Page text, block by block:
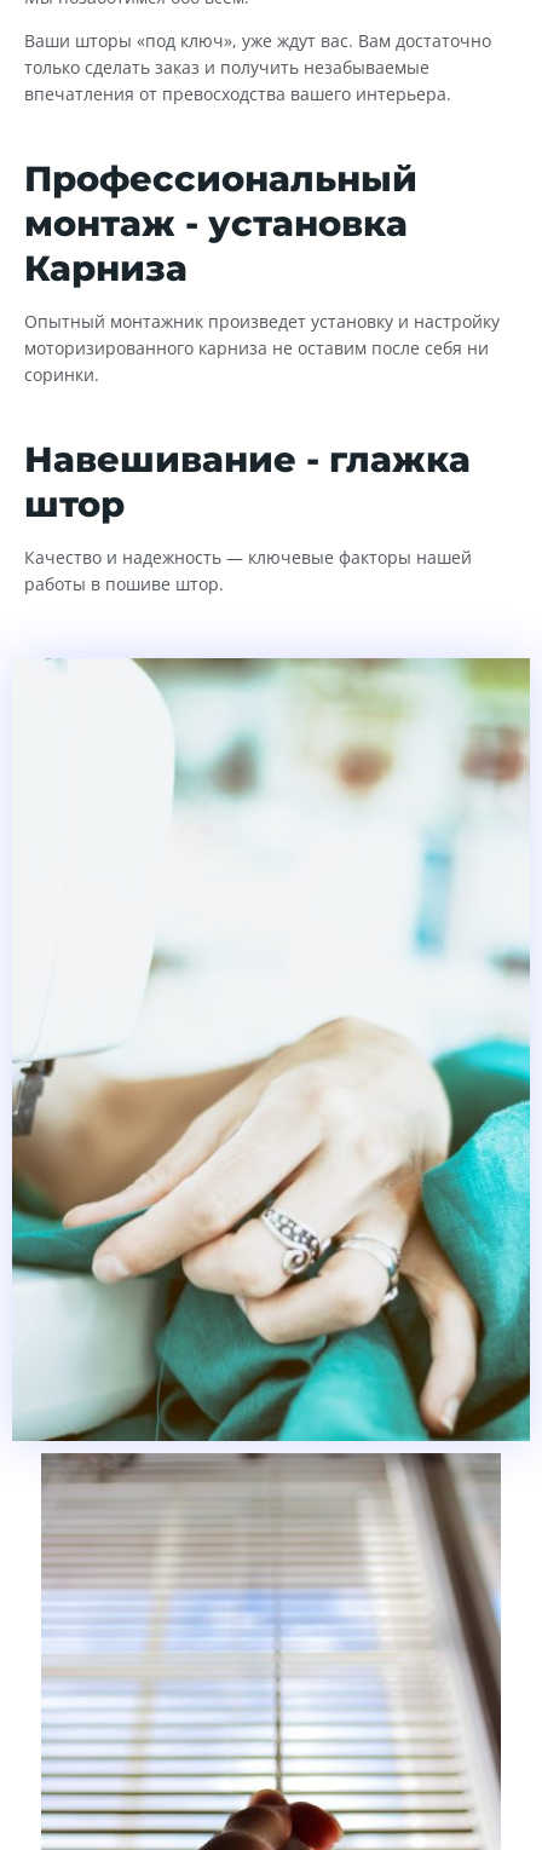
Ваши шторы «под ключ», уже ждут вас. Вам достаточно
только сделать заказ и получить незабываемые
впечатления от превосходства вашего интерьера.
Профессиональный
монтаж - установка
Карниза
Опытный монтажник произведет установку и настройку
моторизированного карниза не оставим после себя ни
соринки.
Навешивание - глажка
штор
Качество и надежность — ключевые факторы нашей
работы в пошиве штор.